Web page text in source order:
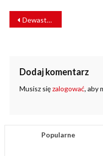
NAWIGACJA
WPISU
Dewastowali wiadukt. Grafficiarze zatrzymani
Dodaj komentarz
Musisz sięzalogować, aby
Popularne